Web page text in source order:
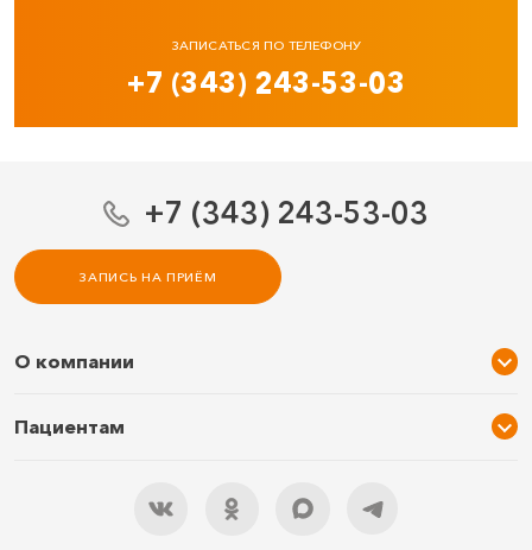
ЗАПИСАТЬСЯ ПО ТЕЛЕФОНУ
+7 (343) 243-53-03
+7 (343) 243-53-03
ЗАПИСЬ НА ПРИЁМ
О компании
Услуги и цены
Пациентам
Подарочный сертификат